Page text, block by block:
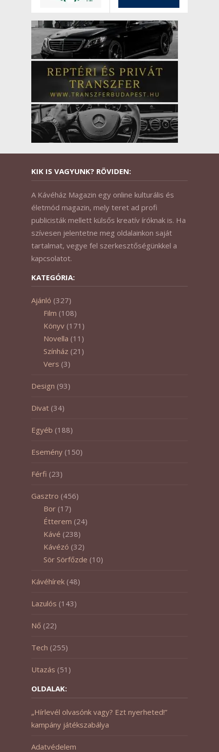
KIK IS VAGYUNK? RÖVIDEN:
A Kávéház Magazin egy online kulturális és
életmód magazin, mely teret ad profi
publicisták mellett külsős kreatív íróknak is. Ha
szívesen jelentetne meg oldalainkon saját
tartalmat, vegye fel szerkesztőségünkkel a
kapcsolatot.
KATEGÓRIA:
Ajánló (327)
Film (108)
Könyv (171)
Novella (11)
Színház (21)
Vers (3)
Design (93)
Divat (34)
Egyéb (188)
Esemény (150)
Férfi (23)
Gasztro (456)
Bor (17)
Étterem (24)
Kávé (238)
Kávézó (32)
Sör Sörfőzde (10)
Kávéhírek (48)
Lazulós (143)
Nő (22)
Tech (255)
Utazás (51)
OLDALAK:
„Hírlevél olvasónk vagy? Ezt nyerheted!”
kampány játékszabálya
Adatvédelem